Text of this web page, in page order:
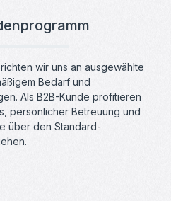
wir uns an ausgewählte
Bedarf und
Als B2B-Kunde profitieren
persönlicher Betreuung und
über den Standard-